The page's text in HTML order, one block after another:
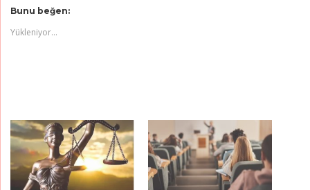
Bunu beğen:
Yükleniyor...